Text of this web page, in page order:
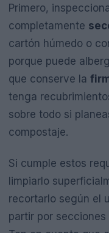
Primero,
completamente
cartón húmedo o
porque puede
que conserve la
tenga
sobre todo si
compostaje.
Si cumple estos
limpiarlo
recortarlo según el
partir por